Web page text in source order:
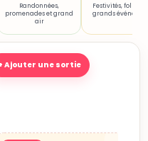
Randonnées,
promenades et grand
air
Festivités, folklore
grands
Ajouter une sortie